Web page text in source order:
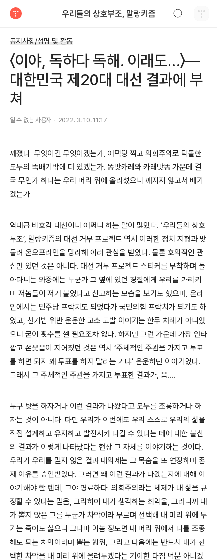
우리들의 상호부조, 말랑키즘
공지사항/성명 및 활동
〈이야, 독하다 독해. 이래도…〉―
대한민국 제20대 대선 결과에 부
쳐
알 수 없는 사용자 2022. 3. 10. 11:17
깨졌다. 무엇이긴 무엇이겠는가, 어택땅 찍고 의회주의로 닥돌한
모두의 뚝배기밖에 더 있겠는가. 똥맛카레와 카레맛똥 가운데 결
국 무언가 하나는 우리 머리 위에 올라섰으니 깨지지 않고서 배기
겠는가.
역대급 비호감 대선이니 어쩌니 하는 말이 많았다. ‘우리들의 상호
부조’, 말랑키즘의 대선 거부 프로젝트 역시 이러한 정치 지형과 맞
물려 온오프라인을 망라해 여러 관심을 받았다. 물론 호의적인 관
심만 있던 것은 아니다. 대선 거부 프로젝트 스티커를 부착하며 돌
아다니는 와중에는 누군가 그 옆에 있던 경찰에게 우리를 가리키
며 저놈들이 저거 붙였다고 신고하는 모습을 보기도 했으며, 온라
인에서는 민주당 프락치도 되었다가 국민의힘 프락치가 되기도 하
였고, 선거법 위반 운운한 고소 고발 이야기는 한두 차례가 아니었
으니 굳이 횟수를 셀 필요조차 없다. 하지만 그런 가운데 가장 안타
깝고 쓴웃음이 지어졌던 것은 역시 ‘주체적인 주관을 가지고 투표
를 하면 되지 왜 투표를 하지 말라는 거냐’ 운운하던 이야기였다.
그래서 그 주체적인 주관을 가지고 투표한 결과가, 음….
누구 탓을 하자거나 이런 결과가 나왔다고 모두를 조롱하거나 하
자는 것이 아니다. 다만 우리가 이번에도 우리 스스로 우리의 삶을
직접 설계하고 유지하고 발전시켜 나갈 수 있다는 데에 대한 불신
의 결과가 이렇게 나타났다는 현상 그 자체를 이야기하는 것이다.
우리가 우리를 믿지 않은 결과 대의제는 그 목숨을 또 연장하며 존
재 이유를 승인받았다. 그러면 왜 이런 결과가 나왔는지에 대해 이
야기해야 할 텐데 , 그야 명료하다. 의회주의라는 체제가 내 삶을 규
정할 수 있다는 믿음, 그리하여 내가 생각하는 최악을, 그러니까 내
가 뽑지 않은 그를 누군가 차악이라 부르며 선택해 내 머리 위에 두
기는 죽어도 싫으니 그나마 이놈 정도면 내 머리 위에서 나를 조종
해도 되는 차악이라며 뽑는 행위 , 그리고 다음에는 반드시 내가 선
택한 차악을 내 머리 위에 올려두겠다는 기이한 다짐 덕분 아니겠